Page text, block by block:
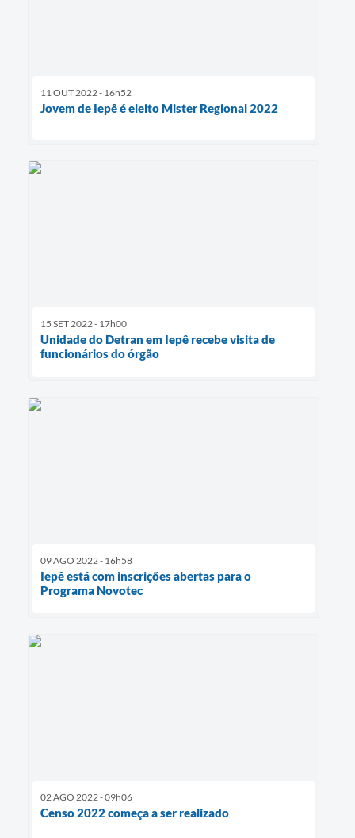
11 OUT 2022 - 16h52
Jovem de Iepê é eleito Mister Regional 2022
15 SET 2022 - 17h00
Unidade do Detran em Iepê recebe visita de
funcionários do órgão
09 AGO 2022 - 16h58
Iepê está com inscrições abertas para o
Programa Novotec
02 AGO 2022 - 09h06
Censo 2022 começa a ser realizado